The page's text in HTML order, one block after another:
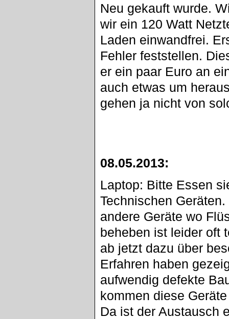
Neu gekauft wurde.
wir ein 120 Watt
Laden einwandfrei.
Fehler feststellen.
er ein paar Euro an
auch etwas um
gehen ja nicht von
08.05.2013:
Laptop: Bitte Essen
Technischen
andere Geräte wo
beheben ist leider oft
ab jetzt dazu über
Erfahren haben
aufwendig defekte
kommen diese
Da ist der Austausch